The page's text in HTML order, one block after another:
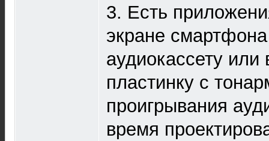
3. Есть
экране
аудиокассету или
пластинку с
проигрывания
время